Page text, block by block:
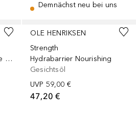
Demnächst neu bei uns
Double Rewind Pro-Grade 0.3% Retinol
OLE HENRIKSEN
Strength
Hydrabarrier Nourishing
Gesichtsöl
UVP 59,00 €
47,20 €